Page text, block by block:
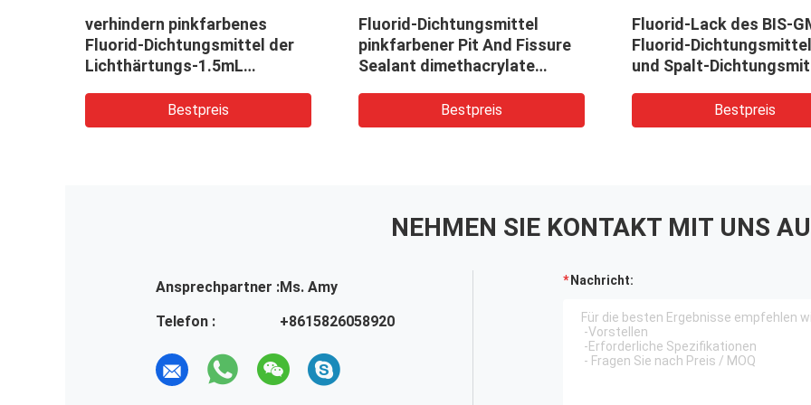
verhindern pinkfarbenes
Fluorid-Dichtungsmittel der
Lichthärtungs-1.5mL
Abnutzung CER
Bestpreis
Fluorid-Dichtungsmittel
pinkfarbener Pit And Fissure
Sealant dimethacrylate
Bestpreis
Fluorid-Lack des BIS-
Fluorid-
und Spalt-
Bestpreis
NEHMEN SIE KONTAKT MIT UNS
Ansprechpartner :Ms. Amy
Telefon :
+8615826058920
Nachricht: